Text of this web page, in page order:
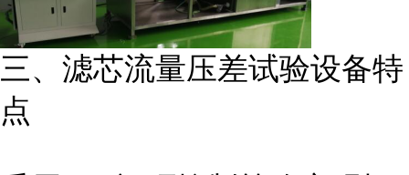
三、滤芯流量压差试验设备特
点